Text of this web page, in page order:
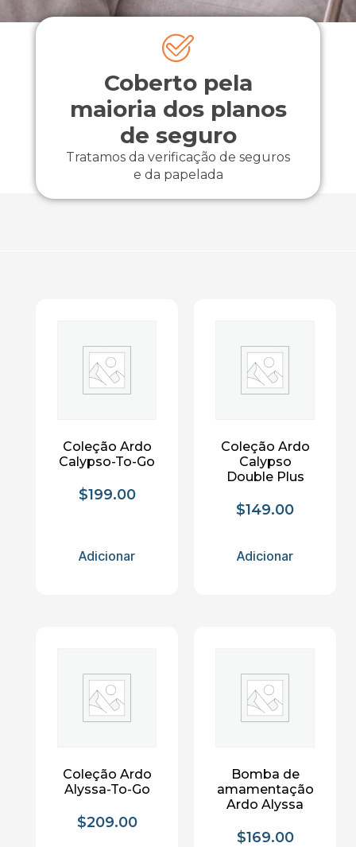
Coberto pela
maioria dos planos
de seguro
Tratamos da verificação de seguros
e da papelada
Coleção Ardo
Calypso-To-Go
$199.00
Adicionar
Coleção Ardo
Calypso
Double Plus
$149.00
Adicionar
Coleção Ardo
Alyssa-To-Go
$209.00
Bomba de
amamentação
Ardo Alyssa
$169.00